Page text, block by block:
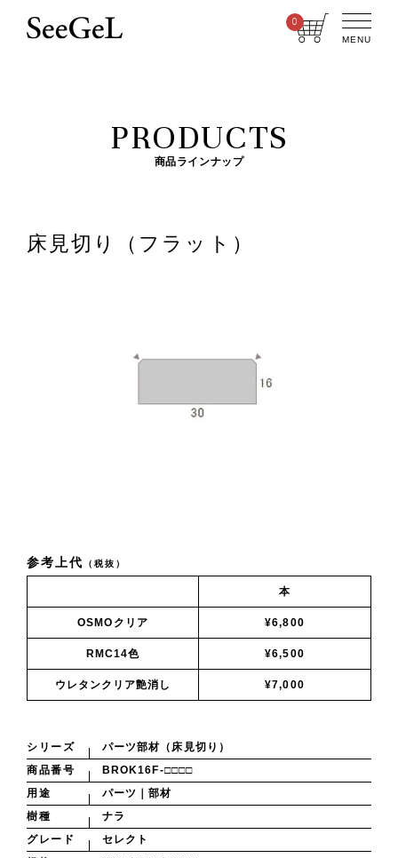
0
MENU
PRODUCTS
商品ラインナップ
床見切り（フラット）
参考上代 （税抜）
本
OSMOクリア ¥6,800
RMC14色 ¥6,500
ウレタンクリア艶消し ¥7,000
シリーズ
パーツ部材（床見切り）
商品番号
BROK16F-□□□□
用途
パーツ｜部材
樹種
ナラ
グレード
セレクト